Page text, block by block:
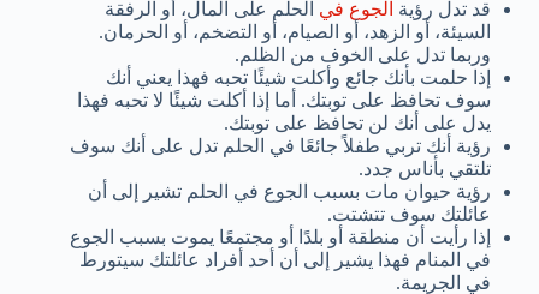
قد تدل رؤية الجوع في الحلم على المال، أو الرفقة
السيئة، أو الزهد، أو الصيام، أو التضخم، أو الحرمان.
وربما تدل على الخوف من الظلم.
إذا حلمت بأنك جائع وأكلت شيئًا تحبه فهذا يعني أنك
سوف تحافظ على توبتك. أما إذا أكلت شيئًا لا تحبه فهذا
يدل على أنك لن تحافظ على توبتك.
رؤية أنك تربي طفلاً جائعًا في الحلم تدل على أنك سوف
تلتقي بأناس جدد.
رؤية حيوان مات بسبب الجوع في الحلم تشير إلى أن
عائلتك سوف تتشتت.
إذا رأيت أن منطقة أو بلدًا أو مجتمعًا يموت بسبب الجوع
في المنام فهذا يشير إلى أن أحد أفراد عائلتك سيتورط
في الجريمة.